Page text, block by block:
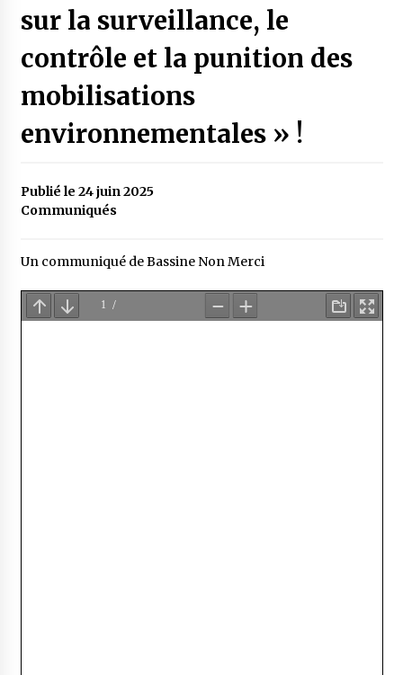
sur la surveillance, le
contrôle et la punition des
mobilisations
environnementales » !
Publié le 24 juin 2025
Communiqués
Un communiqué de Bassine Non Merci